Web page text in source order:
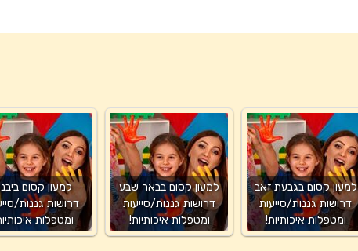
למעון קסום
דרושות גננות/
ומטפלות
למעון קסום בבאר שבע
דרושות גננות/סייעות
ומטפלות איכותיות!
למעון קסום בגבעת זאב
דרושות גננות/סייעות
ומטפלות איכותיות!